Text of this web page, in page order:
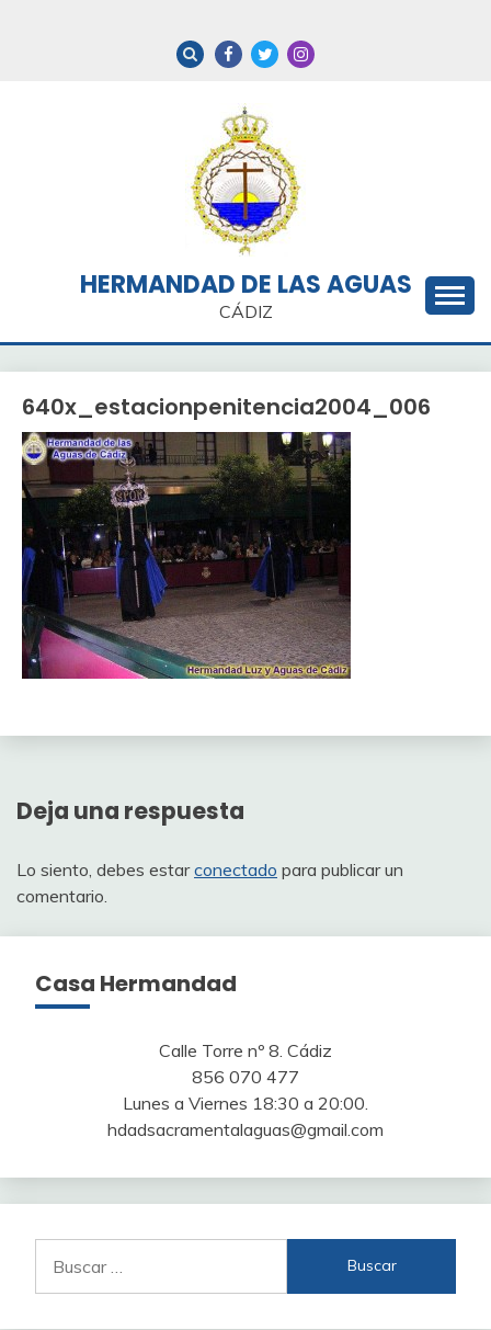
HERMANDAD DE LAS AGUAS
CÁDIZ
640x_estacionpenitencia2004_006
Deja una respuesta
Lo siento, debes estarconectado para publicar un
comentario.
Casa Hermandad
Calle Torre nº 8. Cádiz
856 070 477
Lunes a Viernes 18:30 a 20:00.
hdadsacramentalaguas@gmail.com